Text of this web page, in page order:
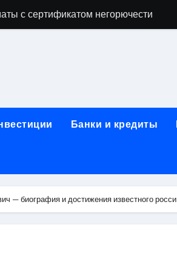
с сертификатом негорючести
и направляющих для
лотков для хранения
этапы строительства, проверка
информация о
Банки и кредиты
— биография и достижения известного